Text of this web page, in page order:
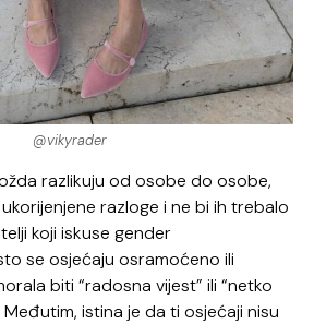
@vikyrader
razlikuju od osobe do osobe,
razloge i ne bi ih trebalo
koji iskuse gender
se osjećaju osramoćeno ili
biti “radosna vijest” ili “netko
istina je da ti osjećaji nisu